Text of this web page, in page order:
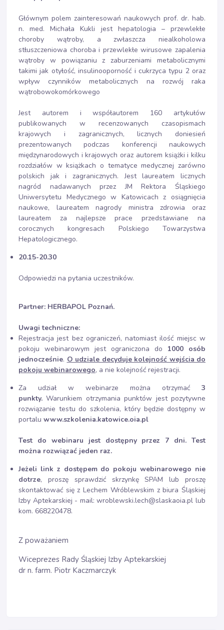
Głównym polem zainteresowań naukowych prof. dr. hab.
n. med. Michała Kukli jest hepatologia – przewlekłe
choroby wątroby, a zwłaszcza niealkoholowa
stłuszczeniowa choroba i przewlekłe wirusowe zapalenia
wątroby w powiązaniu z zaburzeniami metabolicznymi
takimi jak otyłość, insulinooporność i cukrzyca typu 2 oraz
wpływ czynników metabolicznych na rozwój raka
wątrobowokomórkowego
Jest autorem i współautorem 160 artykułów
publikowanych w recenzowanych czasopismach
krajowych i zagranicznych, licznych doniesień
prezentowanych podczas konferencji naukowych
międzynarodowych i krajowych oraz autorem książki i kilku
rozdziałów w książkach o tematyce medycznej zarówno
polskich jak i zagranicznych. Jest laureatem licznych
nagród nadawanych przez JM Rektora Śląskiego
Uniwersytetu Medycznego w Katowicach z osiągnięcia
naukowe, laureatem nagrody ministra zdrowia oraz
laureatem za najlepsze prace przedstawiane na
corocznych kongresach Polskiego Towarzystwa
Hepatologicznego.
20.15-20.30
Odpowiedzi na pytania uczestników.
Partner: HERBAPOL Poznań.
Uwagi techniczne:
Rejestracja jest bez ograniczeń, natomiast ilość miejsc w
pokoju webinarowym jest ograniczona do 1000 osób
jednocześnie. O udziale decyduje kolejność wejścia do
pokoju webinarowego, a nie kolejność rejestracji.
Za udział w webinarze można otrzymać 3
punkty. Warunkiem otrzymania punktów jest pozytywne
rozwiązanie testu do szkolenia, który będzie dostępny w
portalu www.szkolenia.katowice.oia.pl
Test do webinaru jest dostępny przez 7 dni. Test
można rozwiązać jeden raz.
Jeżeli link z dostępem do pokoju webinarowego nie
dotrze, proszę sprawdzić skrzynkę SPAM lub proszę
skontaktować się z Lechem Wróblewskim z biura Śląskiej
Izby Aptekarskiej - mail: wroblewski.lech@slaskaoia.pl lub
kom. 668220478.
Z poważaniem
Wiceprezes Rady Śląskiej Izby Aptekarskiej
dr n. farm. Piotr Kaczmarczyk